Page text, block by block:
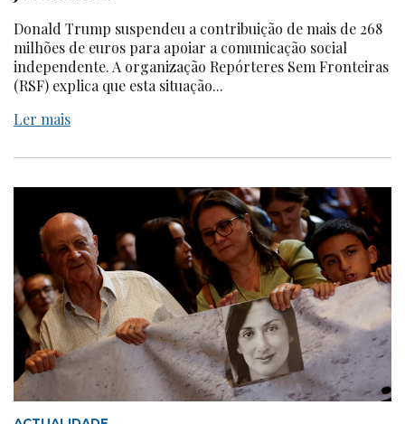
Donald Trump suspendeu a contribuição de mais de 268
milhões de euros para apoiar a comunicação social
independente. A organização Repórteres Sem Fronteiras
(RSF) explica que esta situação...
Ler mais